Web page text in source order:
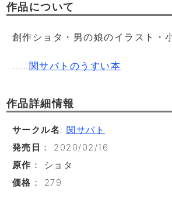
作品について
創作ショタ・男の娘のイラスト・
……関サバトのうすい本
作品詳細情報
サークル名: 関サバト
発売日 ： 2020/02/16
原作 ： ショタ
価格 ： 279